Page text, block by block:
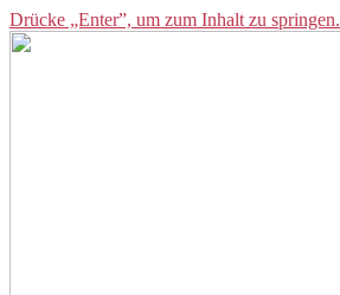
Drücke „Enter”, um zum Inhalt zu springen.